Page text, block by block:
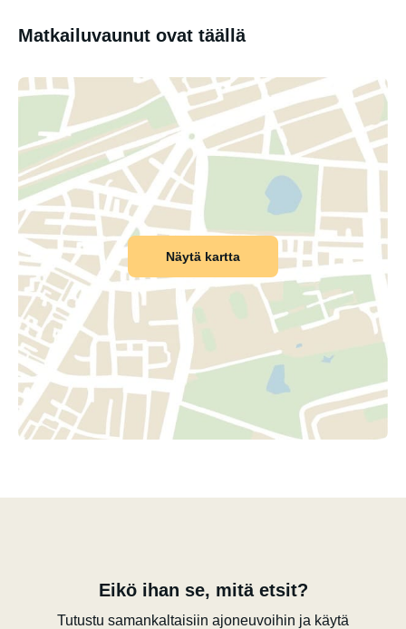
Matkailuvaunut ovat täällä
Näytä kartta
Eikö ihan se, mitä etsit?
Tutustu samankaltaisiin ajoneuvoihin ja käytä